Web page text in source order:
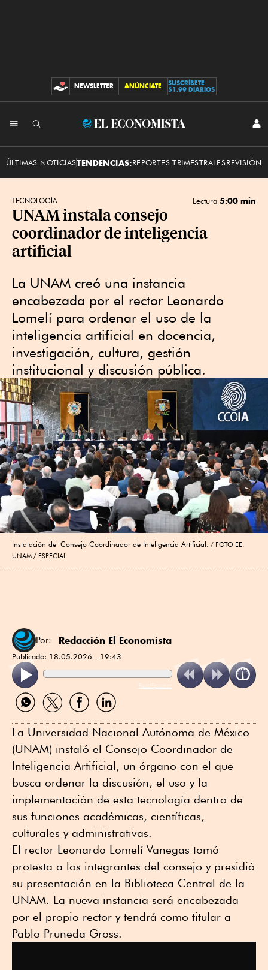
CONTRIBUCIONES
NEWSLETTER ANÚNCIATE
SUSCRÍBETE
$1.99 DIARIOS
El
ÚLTIMAS NOTICIASTENDENCIAS:REPORTES TRIMESTRALESREVISIÓN
TECNOLOGÍA Lectura 5:00 min
UNAM instala consejo
coordinador de inteligencia
artificial
La UNAM creó una instancia
encabezada por el rector Leonardo
Lomelí para ordenar el uso de la
inteligencia artificial en docencia,
investigación, cultura, gestión
institucional y discusión pública.
Instalación del Consejo Coordinador de Inteligencia Artificial.
FOTO EE:
UNAM / ESPECIAL
Por: Redacción El Economista
Publicado: 18.05.2026 - 19:43
ReadSpeaker
Compartir
por
Compartir
por
Compartir
por
Compartir
por
La Universidad Nacional Autónoma de México
(UNAM) instaló el Consejo Coordinador de
Inteligencia Artificial, un órgano con el que
busca ordenar la discusión, el uso y la
implementación de esta tecnología dentro de
sus funciones académicas, científicas,
culturales y administrativas.
El rector Leonardo Lomelí Vanegas tomó
protesta a los integrantes del consejo y presidió
su presentación en la Biblioteca Central de la
UNAM. La nueva instancia será encabezada
por el propio rector y tendrá como titular a
Pablo Pruneda Gross.